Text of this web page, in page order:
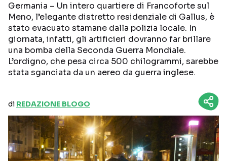
Germania – Un intero quartiere di Francoforte sul
Meno, l’elegante distretto residenziale di Gallus, è
stato evacuato stamane dalla polizia locale. In
giornata, infatti, gli artificieri dovranno far brillare
una bomba della Seconda Guerra Mondiale.
L’ordigno, che pesa circa 500 chilogrammi, sarebbe
stata sganciata da un aereo da guerra inglese.
di REDAZIONE BLOGO